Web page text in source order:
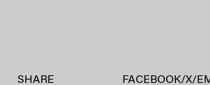
SHARE FACEBOOK/X/